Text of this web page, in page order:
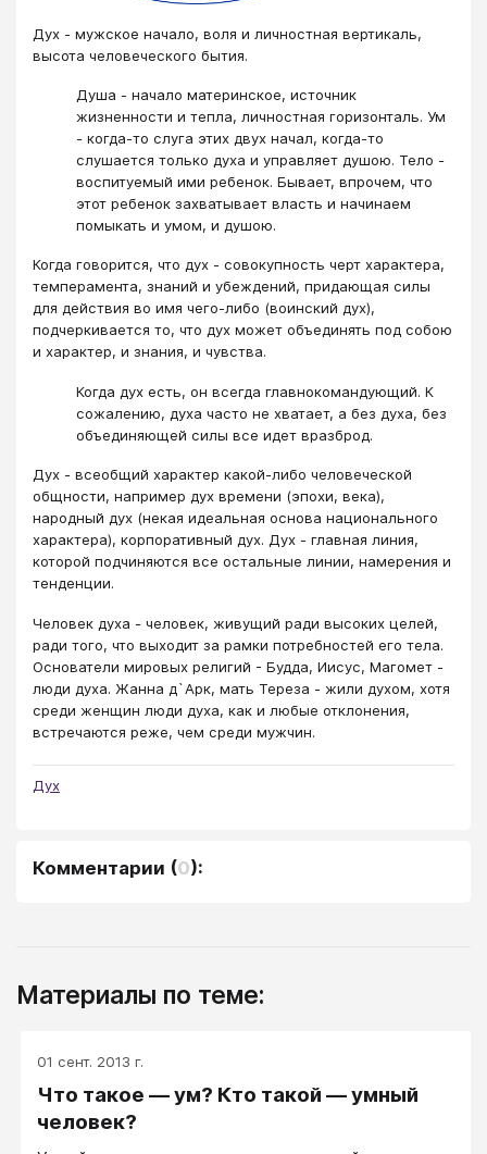
Дух - мужское начало, воля и личностная вертикаль,
высота человеческого бытия.
Душа - начало материнское, источник
жизненности и тепла, личностная горизонталь. Ум
- когда-то слуга этих двух начал, когда-то
слушается только духа и управляет душою. Тело -
воспитуемый ими ребенок. Бывает, впрочем, что
этот ребенок захватывает власть и начинаем
помыкать и умом, и душою.
Когда говорится, что дух - совокупность черт характера,
темперамента, знаний и убеждений, придающая силы
для действия во имя чего-либо (воинский дух),
подчеркивается то, что дух может объединять под собою
и характер, и знания, и чувства.
Когда дух есть, он всегда главнокомандующий. К
сожалению, духа часто не хватает, а без духа, без
объединяющей силы все идет вразброд.
Дух - всеобщий характер какой-либо человеческой
общности, например дух времени (эпохи, века),
народный дух (некая идеальная основа национального
характера), корпоративный дух. Дух - главная линия,
которой подчиняются все остальные линии, намерения и
тенденции.
Человек духа - человек, живущий ради высоких целей,
ради того, что выходит за рамки потребностей его тела.
Основатели мировых религий - Будда, Иисус, Магомет -
люди духа. Жанна д`Арк, мать Тереза - жили духом, хотя
среди женщин люди духа, как и любые отклонения,
встречаются реже, чем среди мужчин.
Дух
Комментарии (0):
Материалы по теме:
01 сент. 2013 г.
Что такое — ум? Кто такой — умный
человек?